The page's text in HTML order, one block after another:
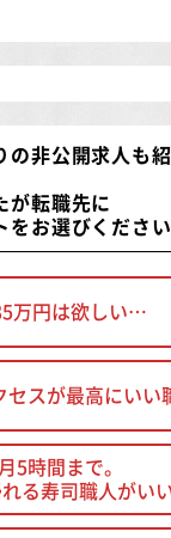
の非公開求人 も
が転職先に
をお選びください
万円は欲しい…
セスが最高にいい
5時間まで。
る寿司職人がい